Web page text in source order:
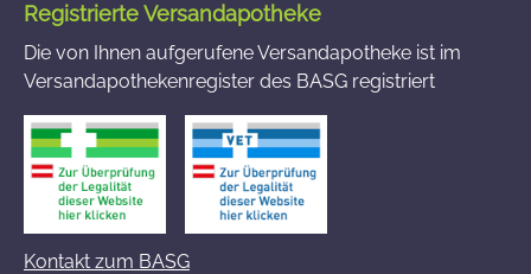
Registrierte Versandapotheke
Die von Ihnen aufgerufene Versandapotheke ist im
Versandapothekenregister des BASG registriert
Kontakt zum BASG